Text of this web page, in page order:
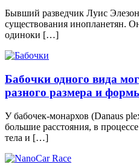
Бывший разведчик Луис
существования инопланетян.
одиноки […]
Бабочки одного вида
разного размера и
У бабочек-монархов (Danaus
большие расстояния, в
тела и […]